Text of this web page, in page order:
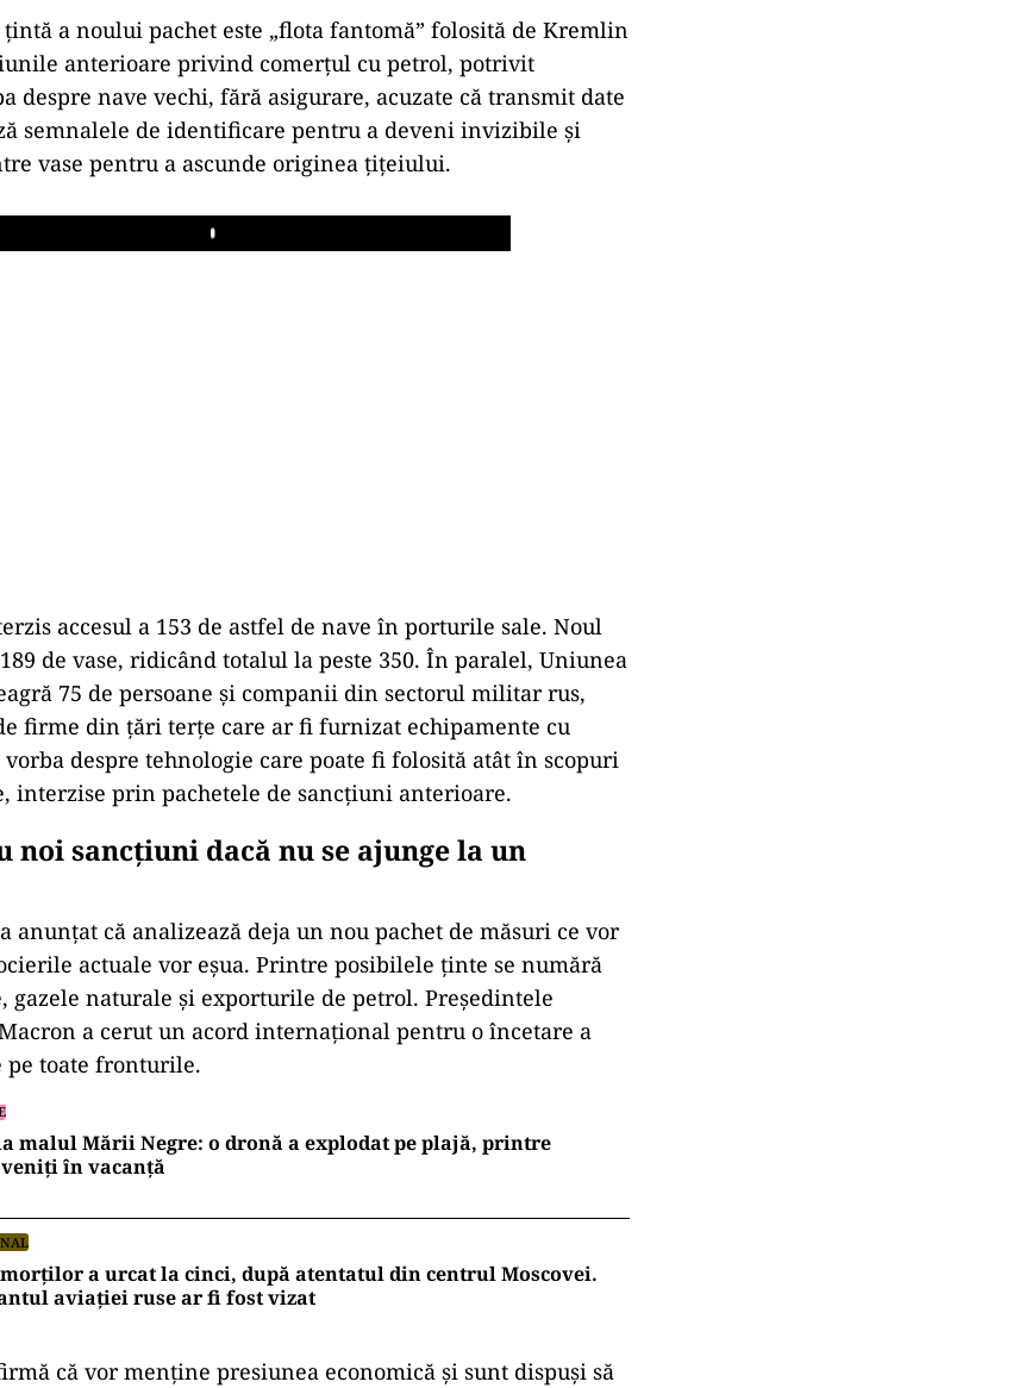
a noului pachet este „flota fantomă” folosită de Kremlin
anterioare privind comerțul cu petrol, potrivit
despre nave vechi, fără asigurare, acuzate că transmit date
semnalele de identificare pentru a deveni invizibile și
vase pentru a ascunde originea țițeiului.
Play
accesul a 153 de astfel de nave în porturile sale. Noul
de vase, ridicând totalul la peste 350. În paralel, Uniunea
75 de persoane și companii din sectorul militar rus,
firme din țări terțe care ar fi furnizat echipamente cu
despre tehnologie care poate fi folosită atât în scopuri
interzise prin pachetele de sancțiuni anterioare.
noi sancțiuni dacă nu se ajunge la un
anunțat că analizează deja un nou pachet de măsuri ce vor
actuale vor eșua. Printre posibilele ținte se numără
naturale și exporturile de petrol. Președintele
a cerut un acord internațional pentru o încetare a
pe toate fronturile.
malul Mării Negre: o dronă a explodat pe plajă, printre
în vacanță
a urcat la cinci, după atentatul din centrul Moscovei.
aviației ruse ar fi fost vizat
că vor menține presiunea economică și sunt dispuși să